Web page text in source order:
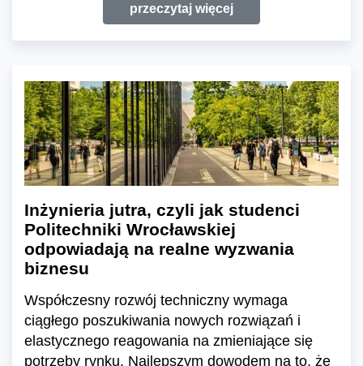
przeczytaj więcej
Inżynieria jutra, czyli jak studenci
Politechniki Wrocławskiej
odpowiadają na realne wyzwania
biznesu
Współczesny rozwój techniczny wymaga
ciągłego poszukiwania nowych rozwiązań i
elastycznego reagowania na zmieniające się
potrzeby rynku. Najlepszym dowodem na to, że